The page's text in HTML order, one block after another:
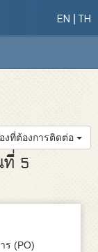
EN TH
องที่ต้องการติดต่อ
5
ร (PO)